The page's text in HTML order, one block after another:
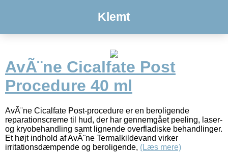
Klemt
AvÃ¨ne Cicalfate Post
Procedure 40 ml
AvÃ¨ne Cicalfate Post-procedure er en beroligende
reparationscreme til hud, der har gennemgået peeling, laser-
og kryobehandling samt lignende overfladiske behandlinger.
Et højt indhold af AvÃ¨ne Termalkildevand virker
irritationsdæmpende og beroligende, (Læs mere)